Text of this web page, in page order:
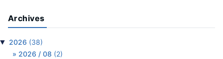
Archives
2026 (38)
2026 / 08 (2)